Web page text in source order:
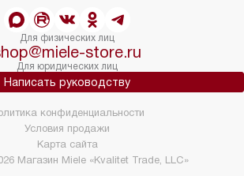
Для физических лиц
store.ru
Для юридических лиц
Написать руководству
Магазин Miele «Kvalitet Trade, LLC»
конфиденциальности
Условия продажи
Карта сайта